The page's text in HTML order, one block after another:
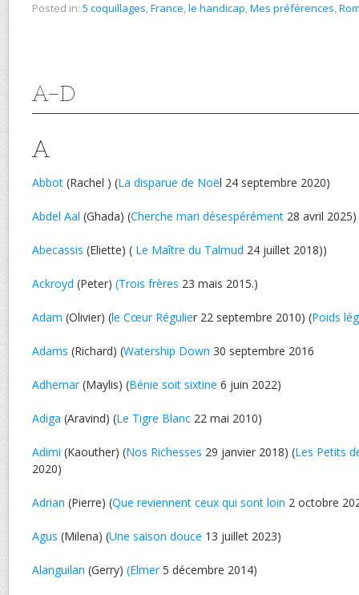
Posted in: 5 coquillages,France,le handicap,Mes préférences,
A-D
A
Abbot (Rachel ) (La disparue de Noël 24 septembre 2020)
Abdel Aal (Ghada) (Cherche mari désespérément 28 avril 2025)
Abecassis (Eliette) ( Le Maître du Talmud 24 juillet 2018))
Ackroyd (Peter) (Trois frères 23 mais 2015.)
Adam (Olivier) (le Cœur Régulier 22 septembre 2010) (Poids
Adams (Richard) (Watership Down 30 septembre 2016
Adhemar(Maylis) (Bénie soit sixtine 6 juin 2022)
Adiga (Aravind) (Le Tigre Blanc 22 mai 2010)
Adimi (Kaouther) (Nos Richesses 29 janvier 2018) (Les Petits
2020)
Adrian (Pierre) (Que reviennent ceux qui sont loin 2 octobre
Agus (Milena) (Une saison douce 13 juillet 2023)
Alanguilan (Gerry) (Elmer5 décembre 2014)